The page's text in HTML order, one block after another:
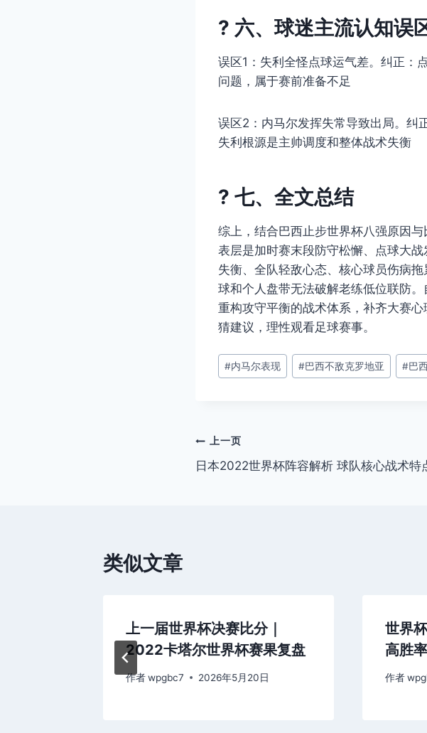
? 六、球迷主流认知误
误区1：失利全怪点球运气差。纠正：
问题，属于赛前准备不足
误区2：内马尔发挥失常导致出局。纠
失利根源是主帅调度和整体战术失衡
? 七、全文总结
综上，结合巴西止步世界杯八强原因
表层是加时赛末段防守松懈、点球大
失衡、全队轻敌心态、核心球员伤病
球和个人盘带无法破解老练低位联防
重构攻守平衡的战术体系，补齐大赛
猜建议，理性观看足球赛事。
文
章
#内马尔表现 #巴西不敌克罗地亚 #巴
文
章
上一页
日本2022世界杯阵容解析 球队核心战术特
类似文章
上一届世界杯决赛比分｜
2022卡塔尔世界杯赛果复盘
作者wpgbc7 2026年5月20日
世界
高胜
作者